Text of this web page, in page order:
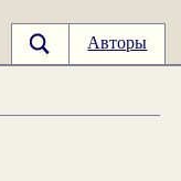
Авторы